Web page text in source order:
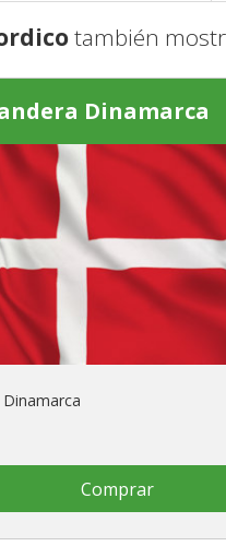
también
Dinamarca
Dinamarca
Comprar